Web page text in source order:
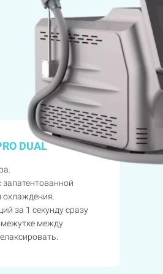
за 1 секунду сразу
между
DUAL